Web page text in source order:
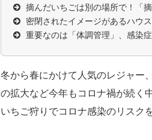
摘んだいちごは別の場所で！「
密閉されたイメージがあるハウ
重要なのは「体調管理」、感染
冬から春にかけて人気のレジャー
の拡大など今年もコロナ禍が続く
いちご狩りでコロナ感染のリスク